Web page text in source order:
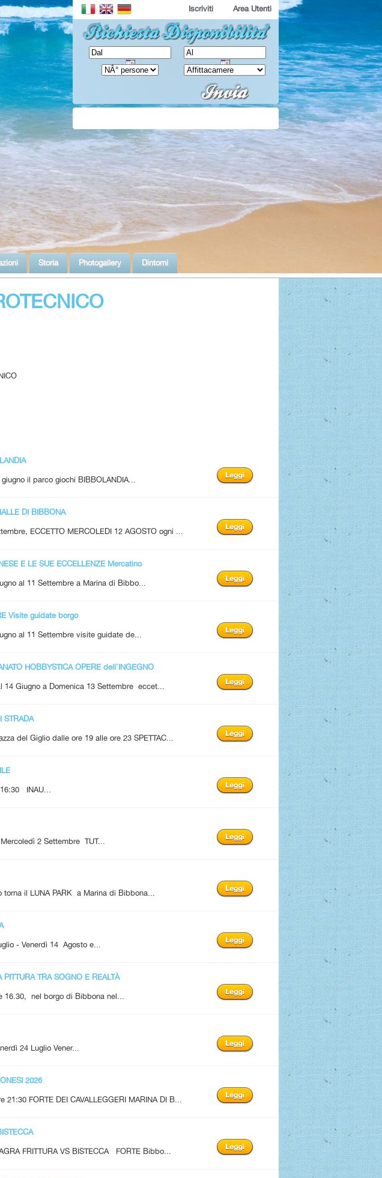
Iscriviti Area Utenti
Storia Photogallery Dintorni
il parco giochi BIBBOLANDIA...
DI BIBBONA
ECCETTO MERCOLEDI 12 AGOSTO ogni ...
E LE SUE ECCELLENZE Mercatino
al 11 Settembre a Marina di Bibbo...
Visite guidate borgo
al 11 Settembre visite guidate de...
HOBBYSTICA OPERE dell'INGEGNO
14 Giugno a Domenica 13 Settembre eccet...
STRADA
del Giglio dalle ore 19 alle ore 23 SPETTAC...
INAU...
2 Settembre TUT...
torna il LUNA PARK a Marina di Bibbona...
- Venerdì 14 Agosto e...
TRA SOGNO E REALTÀ
16.30, nel borgo di Bibbona nel...
24 Luglio Vener...
2026
21:30 FORTE DEI CAVALLEGGERI MARINA DI B...
FRITTURA VS BISTECCA FORTE Bibbo...